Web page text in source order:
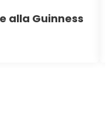
alla Guinness